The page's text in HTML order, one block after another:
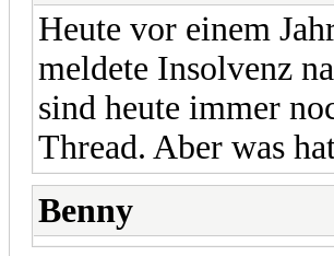
Heute vor einem
meldete Insolvenz
sind heute immer
Thread. Aber was
Benny